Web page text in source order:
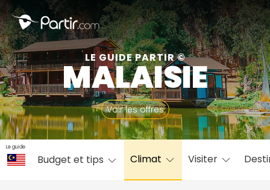
LE GUIDE PARTIR ©
MALAISIE
Voir les offres
Le guide
Budget et tips Climat Visiter
Fermer
📍 Destinations populaires
☀️ Où partir par mois
Mars Avril